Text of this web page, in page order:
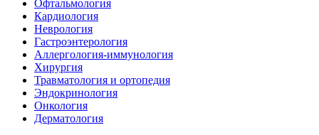
Офтальмология
Кардиология
Неврология
Гастроэнтерология
Аллергология-иммунология
Хирургия
Травматология и ортопедия
Эндокринология
Онкология
Дерматология